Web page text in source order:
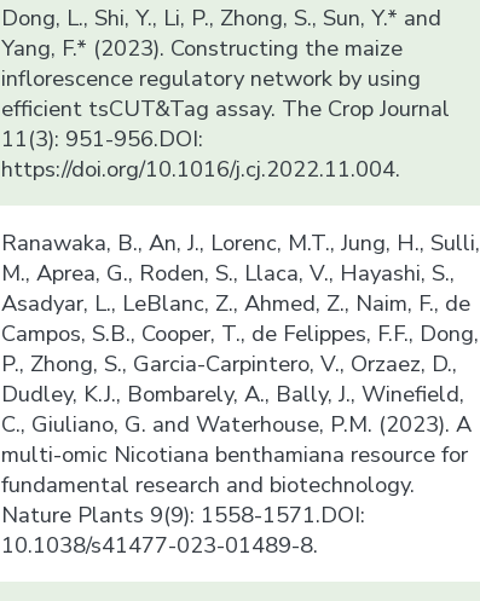
Dong, L., Shi, Y., Li, P., Zhong, S., Sun, Y.* and
Yang, F.* (2023). Constructing the maize
inflorescence regulatory network by using
efficient tsCUT&Tag assay. The Crop Journal
11(3): 951-956.DOI:
https://doi.org/10.1016/j.cj.2022.11.004.
Ranawaka, B., An, J., Lorenc, M.T., Jung, H., Sulli,
M., Aprea, G., Roden, S., Llaca, V., Hayashi, S.,
Asadyar, L., LeBlanc, Z., Ahmed, Z., Naim, F., de
Campos, S.B., Cooper, T., de Felippes, F.F., Dong,
P., Zhong, S., Garcia-Carpintero, V., Orzaez, D.,
Dudley, K.J., Bombarely, A., Bally, J., Winefield,
C., Giuliano, G. and Waterhouse, P.M. (2023). A
multi-omic Nicotiana benthamiana resource for
fundamental research and biotechnology.
Nature Plants 9(9): 1558-1571.DOI:
10.1038/s41477-023-01489-8.